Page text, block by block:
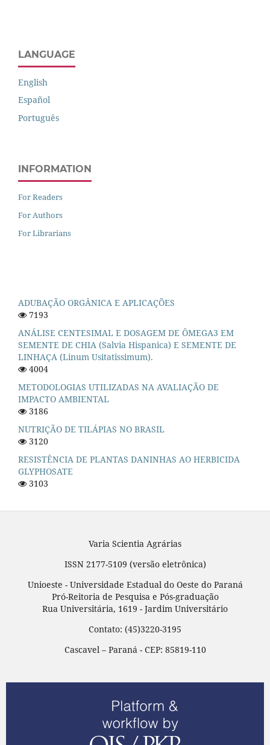
LANGUAGE
English
Español
Português
INFORMATION
For Readers
For Authors
For Librarians
ADUBAÇÃO ORGÂNICA E APLICAÇÕES
7193
ANÁLISE CENTESIMAL E DOSAGEM DE ÔMEGA3 EM
SEMENTE DE CHIA (Salvia Hispanica) E SEMENTE DE
LINHAÇA (Linum Usitatissimum).
4004
METODOLOGIAS UTILIZADAS NA AVALIAÇÃO DE
IMPACTO AMBIENTAL
3186
NUTRIÇÃO DE TILÁPIAS NO BRASIL
3120
RESISTÊNCIA DE PLANTAS DANINHAS AO HERBICIDA
GLYPHOSATE
3103
Varia Scientia Agrárias
ISSN 2177-5109 (versão eletrônica)
Unioeste - Universidade Estadual do Oeste do Paraná
Pró-Reitoria de Pesquisa e Pós-graduação
Rua Universitária, 1619 - Jardim Universitário
Contato: (45)3220-3195
Cascavel – Paraná - CEP: 85819-110